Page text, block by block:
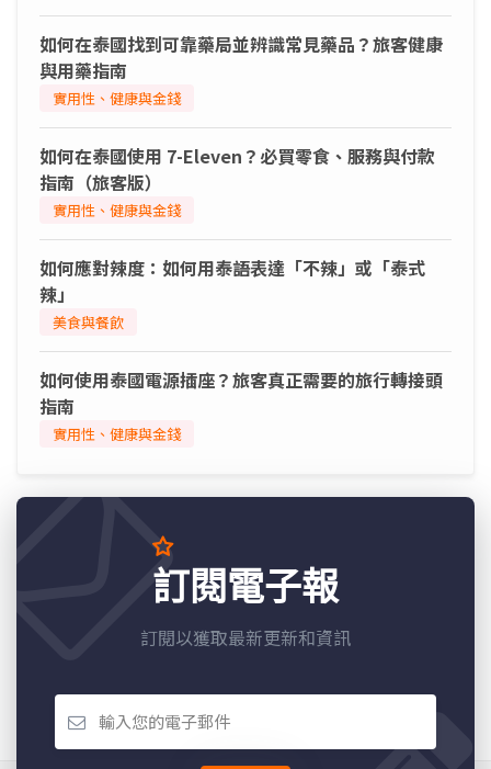
如何在泰國找到可靠藥局並辨識常見藥品？旅客健康
與用藥指南
實用性、健康與金錢
如何在泰國使用 7-Eleven？必買零食、服務與付款
指南（旅客版）
實用性、健康與金錢
如何應對辣度：如何用泰語表達「不辣」或「泰式
辣」
美食與餐飲
如何使用泰國電源插座？旅客真正需要的旅行轉接頭
指南
實用性、健康與金錢
訂閱電子報
訂閱以獲取最新更新和資訊